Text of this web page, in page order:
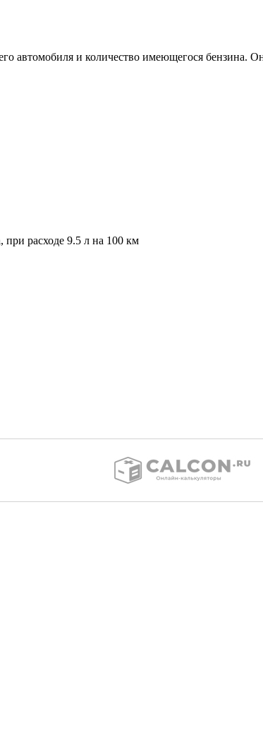
автомобиля и количество имеющегося бензина.
, при расходе 9.5 л на 100 км